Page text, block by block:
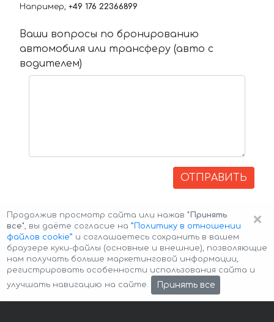
Например, +49 176 22366899
Ваши вопросы по бронированию
автомобиля или трансферу (авто с
водителем)
ОТПРАВИТЬ
Авторские права © 2026 Авто-Аренда Cookie Policy
×
Продолжив просмотр сайта или нажав "Принять
все", вы даёте согласие на ”Политику в отношении
файлов cookie” и соглашаетесь сохранить в вашем
браузере куки-файлы (основные и внешние), позволяющие
нам получать больше маркетинговой информации,
регистрировать особенности использования сайта и
улучшать навигацию на сайте.
Принять все